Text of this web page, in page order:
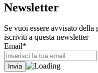
Newsletter
Se vuoi essere avvisato
iscriviti a questa newsletter
Email*